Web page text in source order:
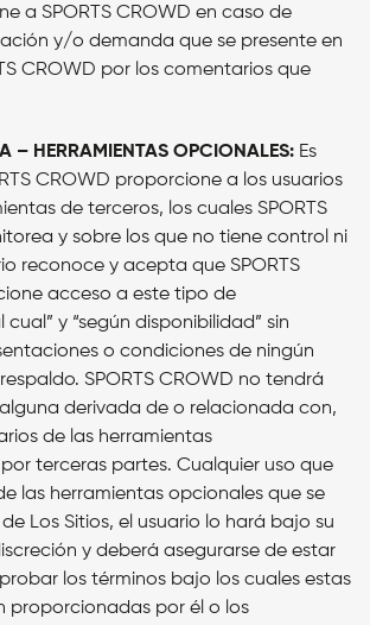
a SPORTS CROWD en caso de
y/o demanda que se presente en
CROWD por los comentarios que
– HERRAMIENTAS OPCIONALES: Es
CROWD proporcione a los usuarios
de terceros, los cuales SPORTS
y sobre los que no tiene control ni
reconoce y acepta que SPORTS
acceso a este tipo de
cual” y “según disponibilidad” sin
o condiciones de ningún
SPORTS CROWD no tendrá
derivada de o relacionada con,
de las herramientas
terceras partes. Cualquier uso que
las herramientas opcionales que se
Los Sitios, el usuario lo hará bajo su
y deberá asegurarse de estar
los términos bajo los cuales estas
proporcionadas por él o los